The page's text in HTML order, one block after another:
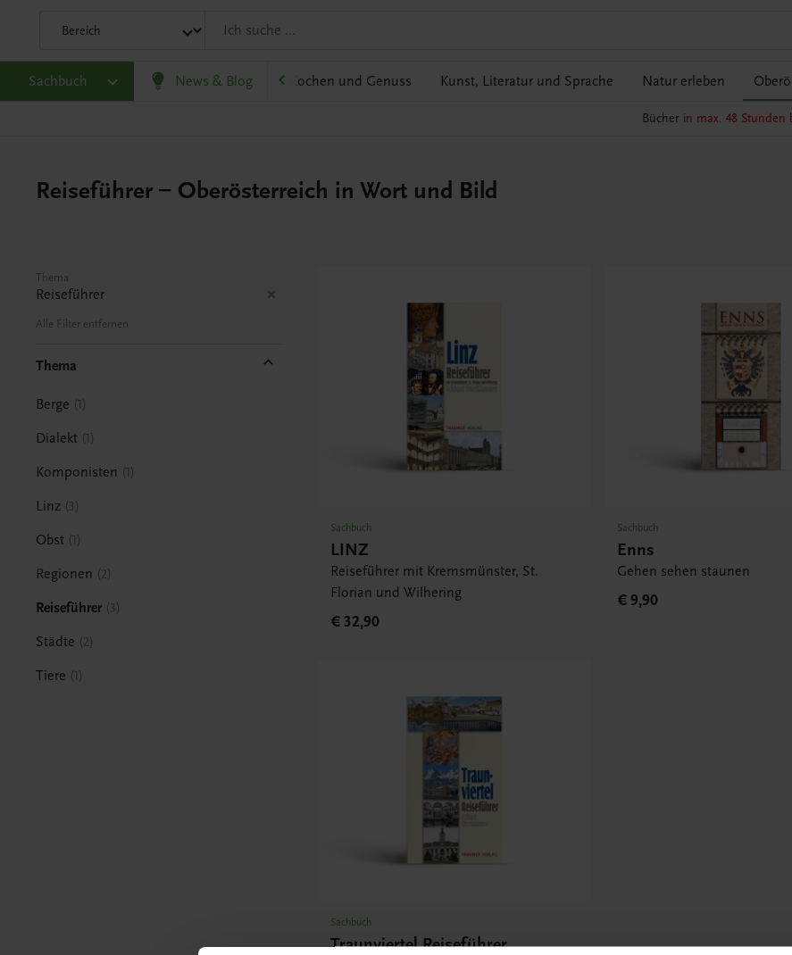
Sachbuch News & Blog
und Wirtschaft Karriere und Beruf Kochen und Genuss Kunst, Literatur und Sprache Natur erleben
Bücher in max. 48 Stunden
Reiseführer – Oberösterreich in Wort und Bild
Thema
Reiseführer
Alle Filter entfernen
Thema
Berge 1
Dialekt 1
Komponisten 1
Linz 3
Obst 1
Regionen 2
Reiseführer 3
Städte 2
Tiere 1
Sachbuch
LINZ
Reiseführer mit Kremsmünster, St.
Florian und Wilhering
€ 32,90
Sachbuch
Enns
Gehen sehen staunen
€ 9,90
Sachbuch
Traunviertel Reiseführer